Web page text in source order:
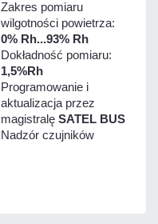
Zakres pomiaru
wilgotności powietrza:
0% Rh...93% Rh
Dokładność pomiaru:
1,5%Rh
Programowanie i
aktualizacja przez
magistralę SATEL BUS
Nadzór czujników